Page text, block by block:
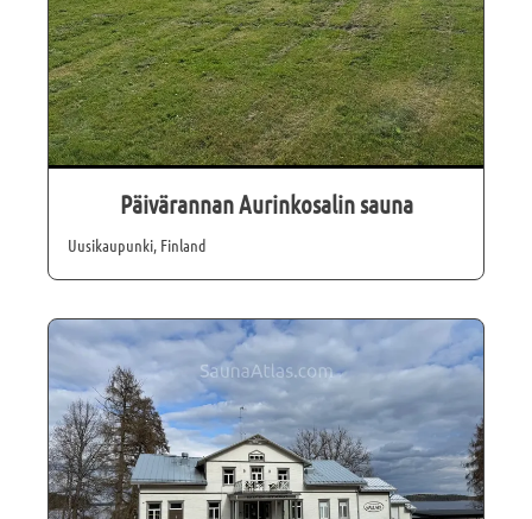
Päivärannan Aurinkosalin sauna
Uusikaupunki, Finland